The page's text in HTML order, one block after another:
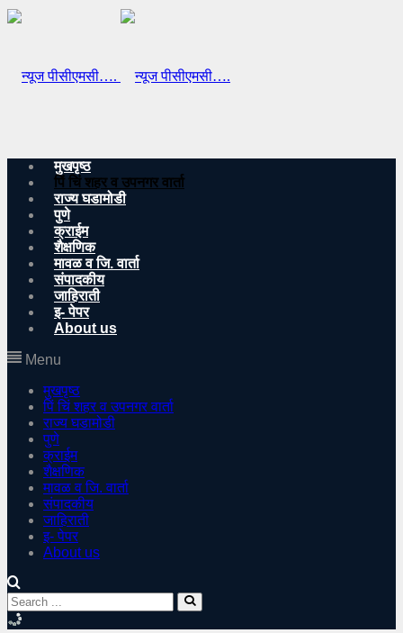
मुखपृष्ठ
पिं चिं शहर व उपनगर वार्ता
राज्य घडामोडी
पुणे
क्राईम
शैक्षणिक
मावळ व जि. वार्ता
संपादकीय
जाहिराती
इ- पेपर
About us
Menu
मुखपृष्ठ
पिं चिं शहर व उपनगर वार्ता
राज्य घडामोडी
पुणे
क्राईम
शैक्षणिक
मावळ व जि. वार्ता
संपादकीय
जाहिराती
इ- पेपर
About us